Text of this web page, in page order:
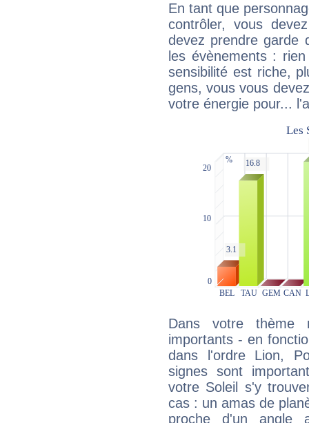
En tant que
contrôler, vous
devez prendre garde
les évènements :
sensibilité est riche,
gens, vous vous
votre énergie pour...
Dans votre thème
importants - en
dans l'ordre Lion,
signes sont
votre Soleil s'y
cas : un amas de
proche d'un